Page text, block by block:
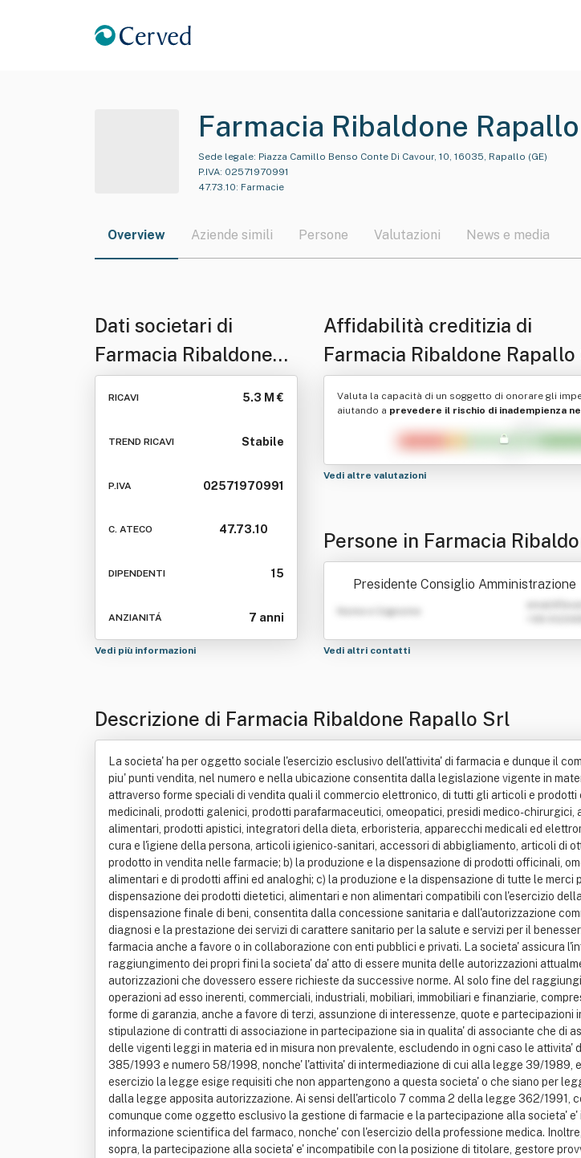
Farmacia Ribaldone
Sede legale: Piazza Camillo Benso Conte Di Cavour, 10, 16035, Rapallo (GE)
P.IVA: 02571970991
47.73.10: Farmacie
Overview Aziende simili Persone Valutazioni News e media
Dati societari di
Farmacia Ribaldone
Rapallo Srl
RICAVI 5.3 M €
TREND RICAVI Stabile
P.IVA 02571970991
C. ATECO 47.73.10
DIPENDENTI 15
ANZIANITÁ 7 anni
Vedi più informazioni
Affidabilità creditizia di
Farmacia Ribaldone
Valuta la capacità di un soggetto di onorare gli
aiutando a prevedere il rischio di inadempienza
Vedi altre valutazioni
Persone in Farmacia
Srl
Presidente Consiglio Amministrazione
Nome e Cognome
Vedi altri contatti
Descrizione di Farmacia Ribaldone Rapallo Srl
La societa' ha per oggetto sociale l'esercizio esclusivo dell'attivita' di farmacia e dunque il
piu' punti vendita, nel numero e nella ubicazione consentita dalla legislazione vigente in
attraverso forme speciali di vendita quali il commercio elettronico, di tutti gli articoli e
medicinali, prodotti galenici, prodotti parafarmaceutici, omeopatici, presidi medico-
alimentari, prodotti apistici, integratori della dieta, erboristeria, apparecchi medicali ed
cura e l'igiene della persona, articoli igienico-sanitari, accessori di abbigliamento, articoli di
prodotto in vendita nelle farmacie; b) la produzione e la dispensazione di prodotti officinali,
alimentari e di prodotti affini ed analoghi; c) la produzione e la dispensazione di tutte le
dispensazione dei prodotti dietetici, alimentari e non alimentari compatibili con l'esercizio
dispensazione finale di beni, consentita dalla concessione sanitaria e dall'autorizzazione
diagnosi e la prestazione dei servizi di carattere sanitario per la salute e servizi per il
farmacia anche a favore o in collaborazione con enti pubblici e privati. La societa' assicura
raggiungimento dei propri fini la societa' da' atto di essere munita delle autorizzazioni
autorizzazioni che dovessero essere richieste da successive norme. Al solo fine del
operazioni ad esso inerenti, commerciali, industriali, mobiliari, immobiliari e finanziarie,
forme di garanzia, anche a favore di terzi, assunzione di interessenze, quote e
stipulazione di contratti di associazione in partecipazione sia in qualita' di associante che di
delle vigenti leggi in materia ed in misura non prevalente, escludendo in ogni caso le
385/1993 e numero 58/1998, nonche' l'attivita' di intermediazione di cui alla legge 39/
esercizio la legge esige requisiti che non appartengono a questa societa' o che siano per
dalla legge apposita autorizzazione. Ai sensi dell'articolo 7 comma 2 della legge 362/1991,
comunque come oggetto esclusivo la gestione di farmacie e la partecipazione alla societa'
informazione scientifica del farmaco, nonche' con l'esercizio della professione medica.
sopra, la partecipazione alla societa' e' incompatibile con la posizione di titolare, gestore